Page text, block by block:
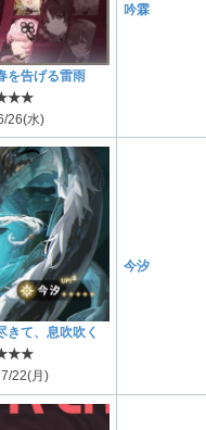
を告げる雷雨
26(水)
吟霖
きて、息吹吹く
22(月)
今汐